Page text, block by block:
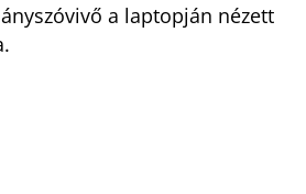
a laptopján nézett